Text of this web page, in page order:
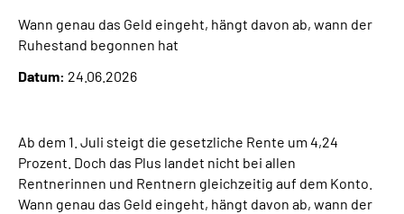
Wann genau das Geld eingeht, hängt davon ab, wann der
Ruhestand begonnen hat
Datum: 24.06.2026
Ab dem 1. Juli steigt die gesetzliche Rente um 4,24
Prozent. Doch das Plus landet nicht bei allen
Rentnerinnen und Rentnern gleichzeitig auf dem Konto.
Wann genau das Geld eingeht, hängt davon ab, wann der